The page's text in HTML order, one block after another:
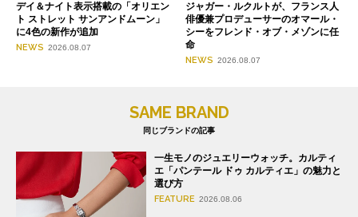
デイ＆ナイト表示搭載の「オリエン
ト ストレット サンアンドムーン」
に4色の新作が追加
NEWS 2026.08.07
ジャガー・ルクルトが、フランス人
俳優兼プロデューサーのオマール・
シーをフレンド・オブ・メゾンに任
命
NEWS 2026.08.07
SAME BRAND
同じブランドの記事
一生モノのジュエリーウォッチ。カルティ
エ「パンテール ドゥ カルティエ」の魅力と
選び方
FEATURE 2026.08.06